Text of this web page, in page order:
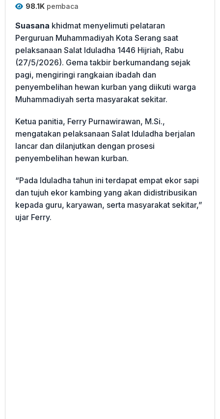
98.1K pembaca
Suasana khidmat menyelimuti pelataran
Perguruan Muhammadiyah Kota Serang saat
pelaksanaan Salat Iduladha 1446 Hijriah, Rabu
(27/5/2026). Gema takbir berkumandang sejak
pagi, mengiringi rangkaian ibadah dan
penyembelihan hewan kurban yang diikuti warga
Muhammadiyah serta masyarakat sekitar.
Ketua panitia, Ferry Purnawirawan, M.Si.,
mengatakan pelaksanaan Salat Iduladha berjalan
lancar dan dilanjutkan dengan prosesi
penyembelihan hewan kurban.
“Pada Iduladha tahun ini terdapat empat ekor sapi
dan tujuh ekor kambing yang akan didistribusikan
kepada guru, karyawan, serta masyarakat sekitar,”
ujar Ferry.